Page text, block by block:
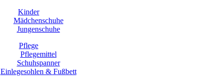
Kinder
Mädchenschuhe
Jungenschuhe
Pflege
Pflegemittel
Schuhspanner
Einlegesohlen & Fußbett